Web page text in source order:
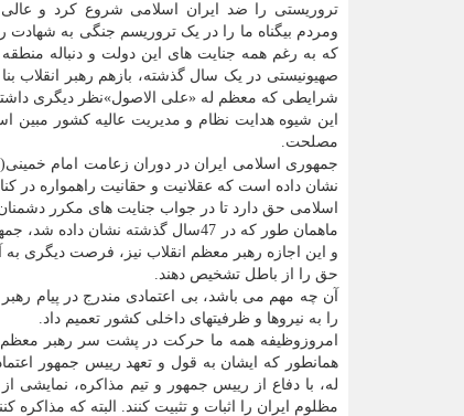
تروریستی را ضد ایران اسلامی شروع کرد و
ومردم بیگناه ما را در یک تروریسم جنگی به شهادت
که به رغم همه جنایت های این دولت و دنباله
صهیونیستی در یک سال گذشته، بازهم رهبر انقلاب
شرایطی که معظم له «علی الاصول»نظر دیگری
این شیوه هدایت نظام و مدیریت عالیه کشور
مصلحت.
جمهوری اسلامی ایران در دوران زعامت امام
نشان داده است که عقلانیت و حقانیت راهمواره در
اسلامی حق دارد تا در جواب جنایت های مکرر
ماهمان طور که در 47سال گذشته
و این اجازه رهبر معظم انقلاب نیز، فرصت
حق را از باطل تشخیص دهند.
آن چه مهم می باشد، بی اعتمادی مندرج در پیام
را به نیروها و ظرفیتهای داخلی کشور تعمیم داد.
امروزوظیفه همه ما حرکت در پشت سر رهبر معظم
همانطور که ایشان به قول و تعهد رییس جمهور
له، با دفاع از رییس جمهور و تیم مذاکره، نمایشی
مظلوم ایران را اثبات و تثبیت کنند. البته که